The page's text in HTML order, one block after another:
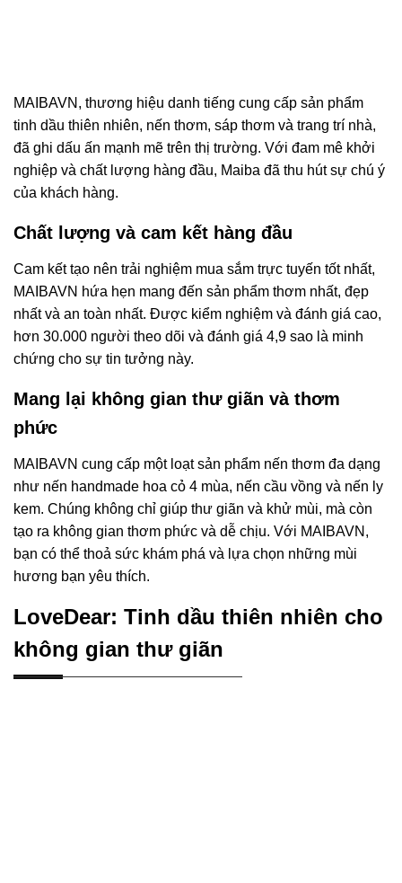
MAIBAVN, thương hiệu danh tiếng cung cấp sản phẩm
tinh dầu thiên nhiên, nến thơm, sáp thơm và trang trí nhà,
đã ghi dấu ấn mạnh mẽ trên thị trường. Với đam mê khởi
nghiệp và chất lượng hàng đầu, Maiba đã thu hút sự chú ý
của khách hàng.
Chất lượng và cam kết hàng đầu
Cam kết tạo nên trải nghiệm mua sắm trực tuyến tốt nhất,
MAIBAVN hứa hẹn mang đến sản phẩm thơm nhất, đẹp
nhất và an toàn nhất. Được kiểm nghiệm và đánh giá cao,
hơn 30.000 người theo dõi và đánh giá 4,9 sao là minh
chứng cho sự tin tưởng này.
Mang lại không gian thư giãn và thơm
phức
MAIBAVN cung cấp một loạt sản phẩm nến thơm đa dạng
như nến handmade hoa cỏ 4 mùa, nến cầu vồng và nến ly
kem. Chúng không chỉ giúp thư giãn và khử mùi, mà còn
tạo ra không gian thơm phức và dễ chịu. Với MAIBAVN,
bạn có thể thoả sức khám phá và lựa chọn những mùi
hương bạn yêu thích.
LoveDear: Tinh dầu thiên nhiên cho
không gian thư giãn